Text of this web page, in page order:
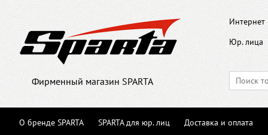
Фирменный магазин SPARTA
Интернет
Юр. лица
О бренде SPARTA SPARTA для юр. лиц Доставка и оплата